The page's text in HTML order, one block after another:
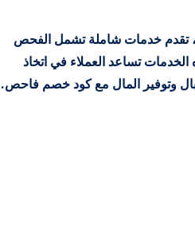
تقدم خدمات شاملة تشمل الفحص
تساعد العملاء في اتخاذ
وتوفير المال مع كود خصم فاحص.